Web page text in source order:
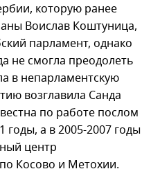
которую ранее
Воислав Коштуница,
парламент, однако
не смогла преодолеть
в непарламентскую
возглавила Санда
по работе послом
годы, а в 2005-2007 годы
центр
Косово и Метохии.